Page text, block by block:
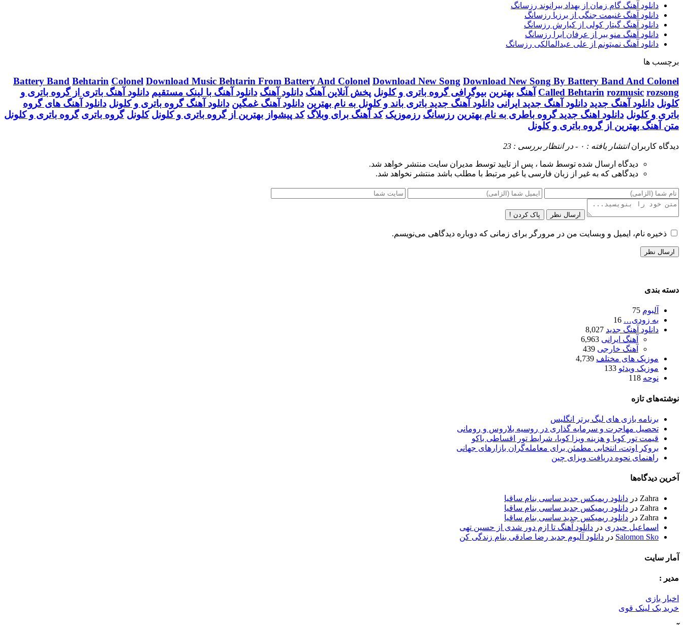
دانلود آهنگ گام زمان از بهداد بیرانوند رزسانگ
دانلود آهنگ غنیمت جنگی از برزیا رزسانگ
دانلود آهنگ گیتار کولی از کیارش رزسانگ
دانلود آهنگ منو ببر از عرفان ابرا رزسانگ
دانلود آهنگ نمیتونم از علی عبدالمالکی رزسانگ
برچسب ها
Battery Band Behtarin Colonel Download Music Behtarin From Battery And Colonel Download New Song Download New Song By Battery Band And Colonel
Called Behtarin rozmusic rozsong آهنگ بهترین بیوگرافی گروه باتری و کلونل پخش آنلاین آهنگ دانلود آهنگ دانلود آهنگ با لینک مستقیم دانلود آهنگ باتری از گروه باتری و
کلونل دانلود آهنگ جدید دانلود آهنگ جدید ایرانی دانلود آهنگ جدید باتری باند و کلونل به نام بهترین دانلود آهنگ غمگین دانلود آهنگ گروه باتری و کلونل دانلود آهنگ های گروه
باتری و کلونل دانلود اهنگ جدید گروه باطری به نام بهترین رزسانگ رزموزیک کد آهنگ برای وبلاگ کد پیشواز بهترین از گروه باتری و کلونل کلونل گروه باتری گروه باتری و کلونل
متن آهنگ بهترین از گروه باتری و کلونل
دیدگاه کاربران انتشار یافته : ۰ - در انتظار بررسی : 23
دیدگاه ارسال شده توسط شما ، پس از تایید توسط مدیران سایت منتشر خواهد شد.
دیدگاهی که به غیر از زبان فارسی یا غیر مرتبط با مطلب باشد منتشر نخواهد شد.
ارسال نظر پاک کردن !
ذخیره نام، ایمیل و وبسایت من در مرورگر برای زمانی که دوباره دیدگاهی می‌نویسم.
دسته بندی
آلبوم 75
به زودی… 16
دانلود آهنگ جدید 8,027
آهنگ ایرانی 6,963
آهنگ خارجی 439
موزیک های مختلف 4,739
موزیک ویدئو 133
نوحه 118
نوشته‌های تازه
برنامه بازی های لیگ برتر انگلیس
تحصیل مهاجرت و سرمایه گذاری در روسیه بلاروس و رومانی
قیمت تور کوبا و هزینه ویزا کوبا، شرایط تور اقساطی باکو
بروکر اوتت، انتخابی مطمئن برای معامله‌گران بازارهای جهانی
راهنمای نحوه دریافت ویزای چین
آخرین دیدگاه‌ها
Zahra در دانلود ریمیکس جدید ساسی بنام ساقیا
Zahra در دانلود ریمیکس جدید ساسی بنام ساقیا
Zahra در دانلود ریمیکس جدید ساسی بنام ساقیا
اسماعیل حیدری در دانلود آهنگ تا ازم دور شدی از حسین تهی
Salomon Sko در دانلود آلبوم جدید رضا صادقی بنام زندگی کن
آمار سایت
مدیر :
اخبار بازی
خرید بک لینک قوی